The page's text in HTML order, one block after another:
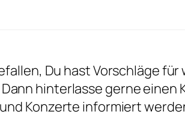
Du hast Vorschläge
hinterlasse gerne einen
Konzerte informiert